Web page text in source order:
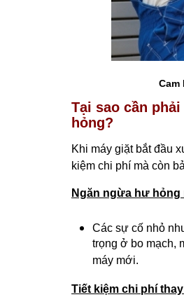
Cam
Tại sao cần
hỏng?
Khi máy giặt bắt đầu
kiệm chi phí mà còn
Ngăn ngừa hư hỏng
Các sự cố nhỏ
trọng ở bo mạch,
máy mới.
Tiết kiệm chi phí